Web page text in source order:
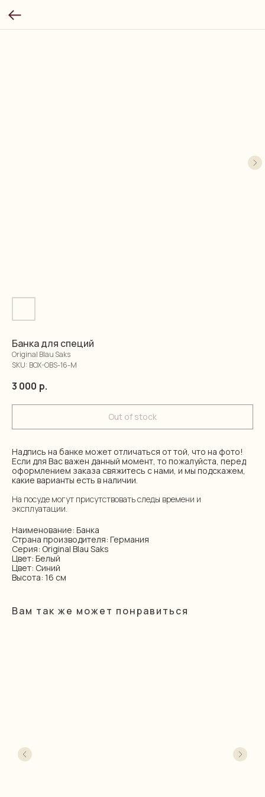
Банка для специй
Original Blau Saks
SKU: BOX-OBS-16-M
3 000 р.
Out of stock
Надпись на банке может отличаться от той, что на фото!
Если для Вас важен данный момент, то пожалуйста, перед
оформлением заказа свяжитесь с нами, и мы подскажем,
какие варианты есть в наличии.
На посуде могут присутствовать следы времени и
эксплуатации.
Наименование: Банка
Страна производителя: Германия
Серия: Original Blau Saks
Цвет: Белый
Цвет: Синий
Высота: 16 см
Вам так же может понравиться